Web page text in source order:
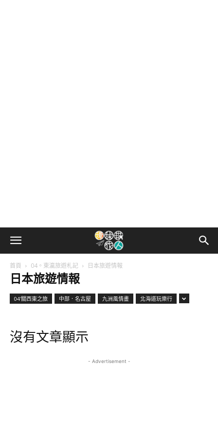
首頁 04。東瀛旅遊札記 日本旅遊情報
日本旅遊情報
04'關西東之旅 中部．名古屋 九洲風情畫 北海道玩樂行
沒有文章顯示
- Advertisement -